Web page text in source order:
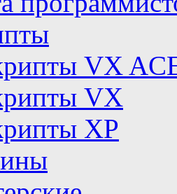
VX
VX
ХР